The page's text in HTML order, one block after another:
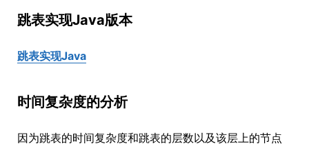
跳表实现Java版本
跳表实现Java
时间复杂度的分析
因为跳表的时间复杂度和跳表的层数以及该层上的节点